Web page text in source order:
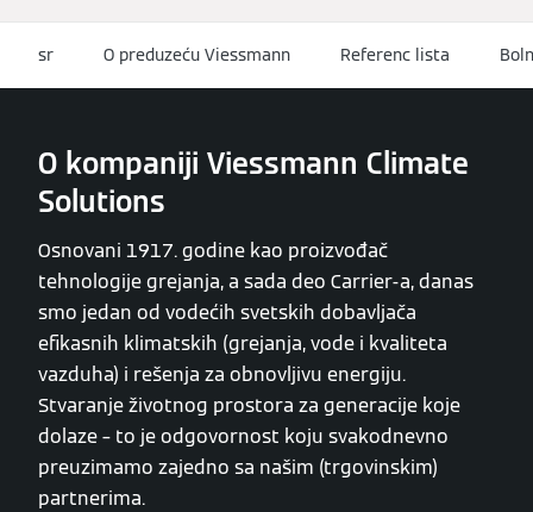
sr O preduzeću Viessmann Referenc lista
O kompaniji Viessmann Climate
Solutions
Osnovani 1917. godine kao proizvođač
tehnologije grejanja, a sada deo Carrier-a, danas
smo jedan od vodećih svetskih dobavljača
efikasnih klimatskih (grejanja, vode i kvaliteta
vazduha) i rešenja za obnovljivu energiju.
Stvaranje životnog prostora za generacije koje
dolaze – to je odgovornost koju svakodnevno
preuzimamo zajedno sa našim (trgovinskim)
partnerima.